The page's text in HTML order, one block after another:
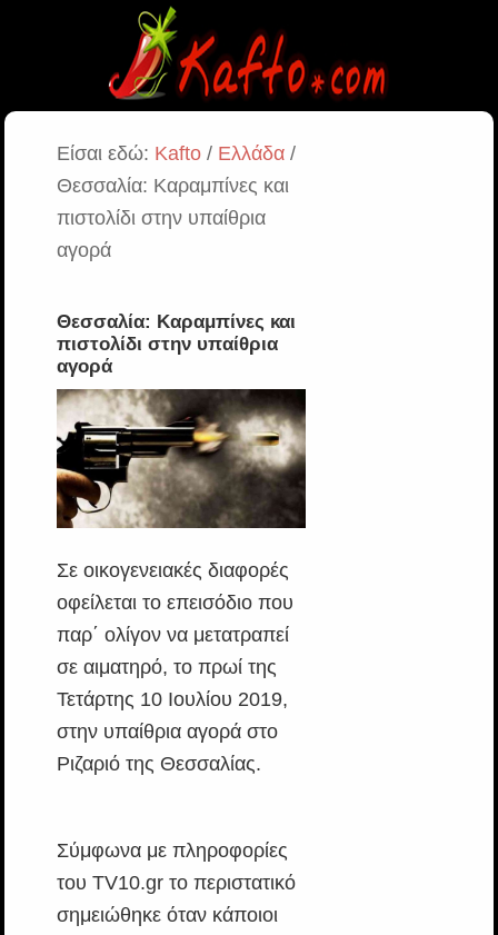
Είσαι εδώ: Kafto/ Ελλάδα/
Θεσσαλία: Καραμπίνες και
πιστολίδι στην υπαίθρια
αγορά
Θεσσαλία: Καραμπίνες και
πιστολίδι στην υπαίθρια
αγορά
Σε οικογενειακές διαφορές
οφείλεται το επεισόδιο που
παρ΄ ολίγον να μετατραπεί
σε αιματηρό, το πρωί της
Τετάρτης 10 Ιουλίου 2019,
στην υπαίθρια αγορά στο
Ριζαριό της Θεσσαλίας.
Σύμφωνα με πληροφορίες
του TV10.gr το περιστατικό
σημειώθηκε όταν κάποιοι